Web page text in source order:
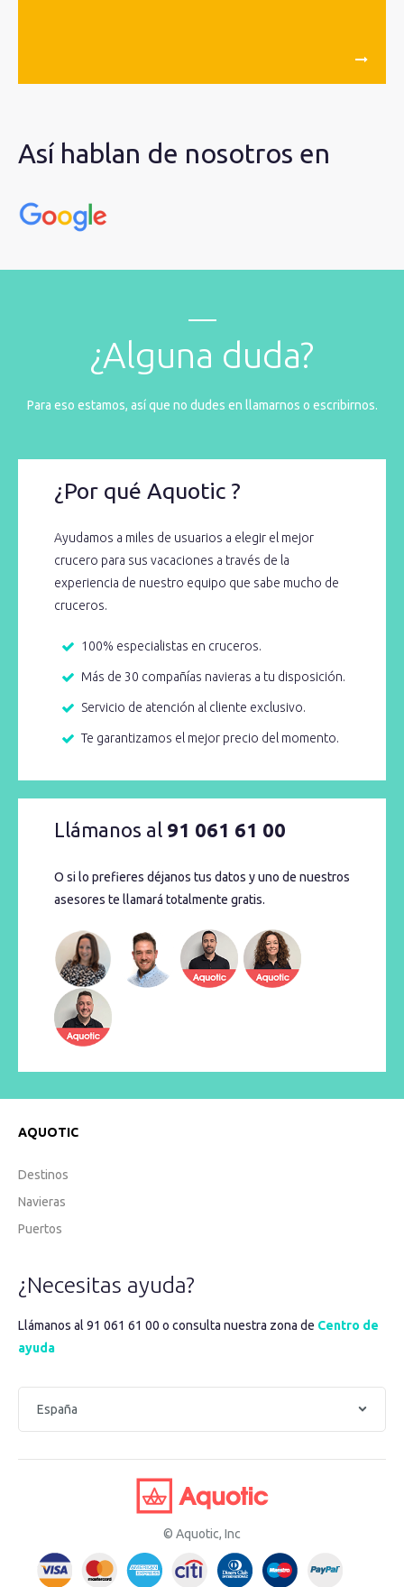
Así hablan de nosotros en
¿Alguna duda?
Para eso estamos, así que no dudes en llamarnos o escribirnos.
¿Por qué Aquotic ?
Ayudamos a miles de usuarios a elegir el mejor
crucero para sus vacaciones a través de la
experiencia de nuestro equipo que sabe mucho de
cruceros.
100% especialistas en cruceros.
Más de 30 compañías navieras a tu disposición.
Servicio de atención al cliente exclusivo.
Te garantizamos el mejor precio del momento.
Llámanos al 91 061 61 00
O si lo prefieres déjanos tus datos y uno de nuestros
asesores te llamará totalmente gratis.
AQUOTIC
Destinos
Navieras
Puertos
¿Necesitas ayuda?
Llámanos al 91 061 61 00 o consulta nuestra zona de Centro de
ayuda
© Aquotic, Inc